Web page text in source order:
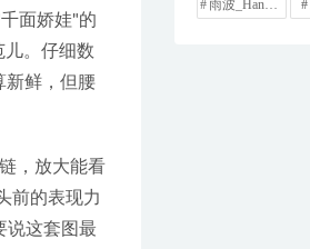
面娇娃"的
。仔细数
新鲜，但腰
，放大能看
前的表现力
说这套图最
雨波_HaneAme